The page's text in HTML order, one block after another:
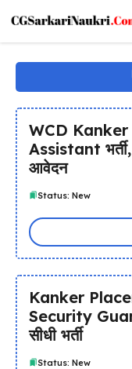
content
WCD
Assistant
आवेदन
Status: New
Kanker
Security
सीधी भर्ती
Status: New